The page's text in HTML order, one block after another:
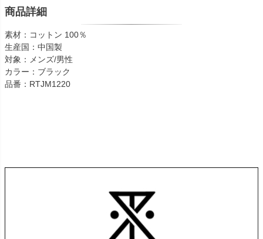
商品詳細
素材：コットン 100％
生産国：中国製
対象：メンズ/男性
カラー：ブラック
品番：RTJM1220